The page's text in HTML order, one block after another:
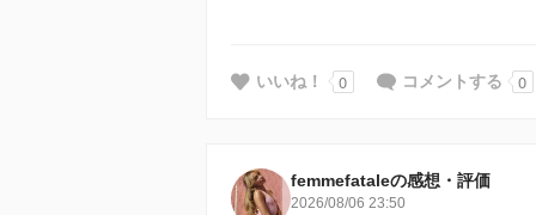
いいね！ 0 コメントする 0
femmefataleの感想・評価
2026/08/06 23:50